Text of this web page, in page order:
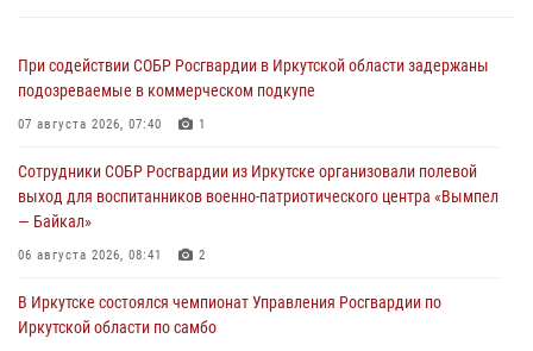
При содействии СОБР Росгвардии в Иркутской области задержаны
подозреваемые в коммерческом подкупе
07 августа 2026, 07:40 1
Сотрудники СОБР Росгвардии из Иркутске организовали полевой
выход для воспитанников военно-патриотического центра «Вымпел
— Байкал»
06 августа 2026, 08:41 2
В Иркутске состоялся чемпионат Управления Росгвардии по
Иркутской области по самбо